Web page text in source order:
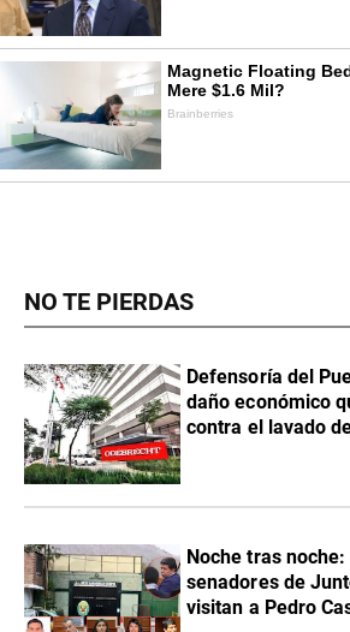
NO TE PIERDAS
Defensoría del
daño económico
contra el lavado
Noche tras
senadores de
visitan a Pedro